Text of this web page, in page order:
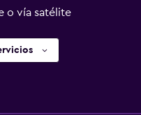
o vía satélite